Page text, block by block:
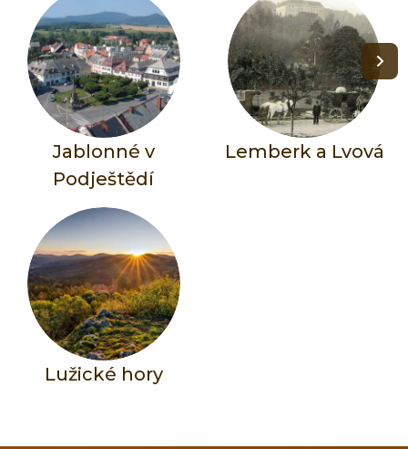
Jablonné v
Podještědí
Lemberk a Lvová
Lužické hory